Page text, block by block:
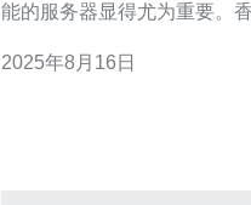
能的服务器显得尤为重要。
析香港CN2专线服务器带来
2025年8月16日